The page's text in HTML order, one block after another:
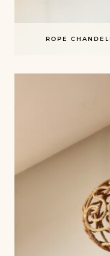
ROPE